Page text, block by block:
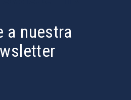
a nuestra